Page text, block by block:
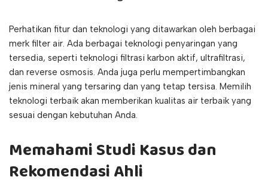
Perhatikan fitur dan teknologi yang ditawarkan oleh berbagai
merk filter air. Ada berbagai teknologi penyaringan yang
tersedia, seperti teknologi filtrasi karbon aktif, ultrafiltrasi,
dan reverse osmosis. Anda juga perlu mempertimbangkan
jenis mineral yang tersaring dan yang tetap tersisa. Memilih
teknologi terbaik akan memberikan kualitas air terbaik yang
sesuai dengan kebutuhan Anda.
Memahami Studi Kasus dan
Rekomendasi Ahli